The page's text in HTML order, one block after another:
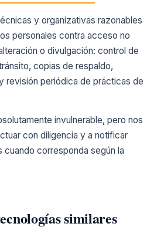
y organizativas razonables
personales contra acceso no
o divulgación: control de
copias de respaldo,
revisión periódica de prácticas de
invulnerable, pero nos
con diligencia y a notificar
corresponda según la
similares